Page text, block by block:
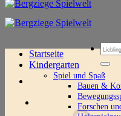
nach:
Startseite
Kindergarten
Spiel und Spaß
Bauen &
Forschen